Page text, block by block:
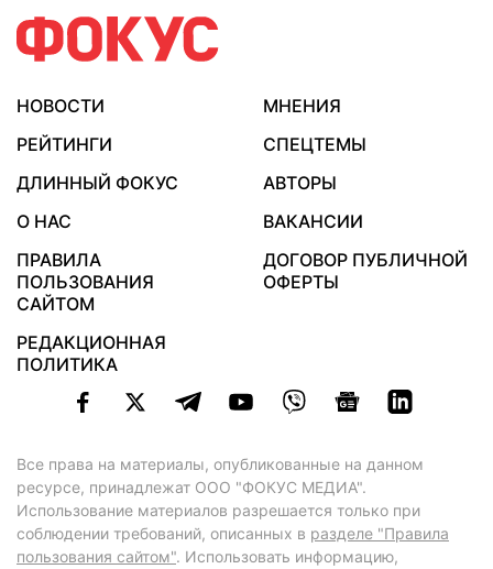
НОВОСТИ
МНЕНИЯ
РЕЙТИНГИ
СПЕЦТЕМЫ
ДЛИННЫЙ ФОКУС
АВТОРЫ
О НАС
ВАКАНСИИ
ПРАВИЛА
ПОЛЬЗОВАНИЯ
САЙТОМ
ДОГОВОР ПУБЛИЧНОЙ
ОФЕРТЫ
РЕДАКЦИОННАЯ
ПОЛИТИКА
Все права на материалы, опубликованные на данном
ресурсе, принадлежат ООО "ФОКУС МЕДИА".
Использование материалов разрешается только при
соблюдении требований, описанных в разделе "Правила
пользования сайтом". Использовать информацию,